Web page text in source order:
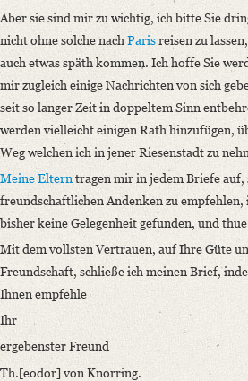
Aber sie sind mir zu wichtig, ich bitte Sie
nicht ohne solche nach Parisreisen zu
auch etwas späth kommen. Ich hoffe Sie
mir zugleich einige Nachrichten von sich
seit so langer Zeit in doppeltem Sinn
werden vielleicht einigen Rath hinzufügen,
Weg welchen ich in jener Riesenstadt zu
Meine Eltern tragen mir in jedem Briefe auf,
freundschaftlichen Andenken zu empfehlen,
bisher keine Gelegenheit gefunden, und
Mit dem vollsten Vertrauen, auf Ihre Güte
Freundschaft, schließe ich meinen Brief,
Ihnen empfehle
Ihr
ergebenster Freund
Th.[eodor] von Knorring.